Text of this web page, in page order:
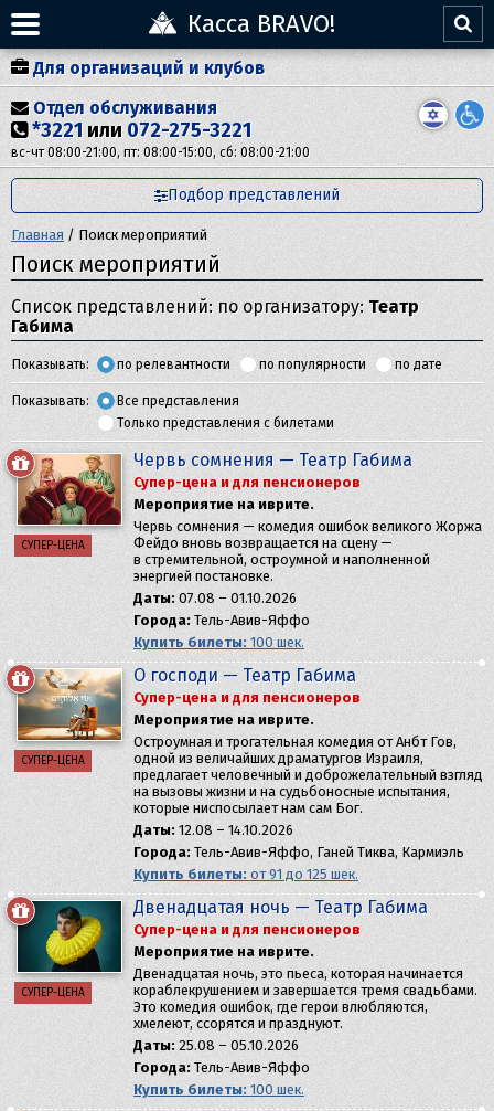
Касса BRAVO!
Для организаций и клубов
Отдел обслуживания
*3221 или 072-275-3221
вс-чт 08:00-21:00, пт: 08:00-15:00, сб: 08:00-21:00
Подбор представлений
Главная / Поиск мероприятий
Поиск мероприятий
Список представлений: по организатору: Театр
Габима
Показывать: по релевантности по популярности по дате
Показывать:
Все представления
Только представления с билетами
СУПЕР-ЦЕНА
Червь сомнения — Театр Габима
Супер-цена и для пенсионеров
Мероприятие на иврите.
Червь сомнения — комедия ошибок великого Жоржа
Фейдо вновь возвращается на сцену —
в стремительной, остроумной и наполненной
энергией постановке.
Даты: 07.08 – 01.10.2026
Города: Тель-Авив-Яффо
Купить билеты: 100 шек.
СУПЕР-ЦЕНА
О господи — Театр Габима
Супер-цена и для пенсионеров
Мероприятие на иврите.
Остроумная и трогательная комедия от Анбт Гов,
одной из величайших драматургов Израиля,
предлагает человечный и доброжелательный взгляд
на вызовы жизни и на судьбоносные испытания,
которые ниспосылает нам сам Бог.
Даты: 12.08 – 14.10.2026
Города: Тель-Авив-Яффо, Ганей Тиква, Кармиэль
Купить билеты: от 91 до 125 шек.
СУПЕР-ЦЕНА
Двенадцатая ночь — Театр Габима
Супер-цена и для пенсионеров
Мероприятие на иврите.
Двенадцатая ночь, это пьеса, которая начинается
кораблекрушением и завершается тремя свадьбами.
Это комедия ошибок, где герои влюбляются,
хмелеют, ссорятся и празднуют.
Даты: 25.08 – 05.10.2026
Города: Тель-Авив-Яффо
Купить билеты: 100 шек.